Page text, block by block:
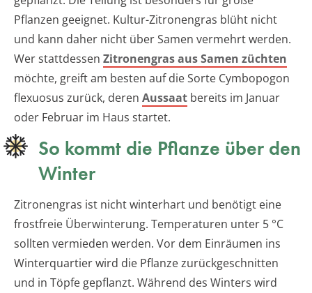
Pflanzen geeignet. Kultur-Zitronengras blüht nicht
und kann daher nicht über Samen vermehrt werden.
Wer stattdessen Zitronengras aus Samen züchten
möchte, greift am besten auf die Sorte Cymbopogon
flexuosus zurück, deren Aussaat bereits im Januar
oder Februar im Haus startet.
So kommt die Pflanze über den
Winter
Zitronengras ist nicht winterhart und benötigt eine
frostfreie Überwinterung. Temperaturen unter 5 °C
sollten vermieden werden. Vor dem Einräumen ins
Winterquartier wird die Pflanze zurückgeschnitten
und in Töpfe gepflanzt. Während des Winters wird